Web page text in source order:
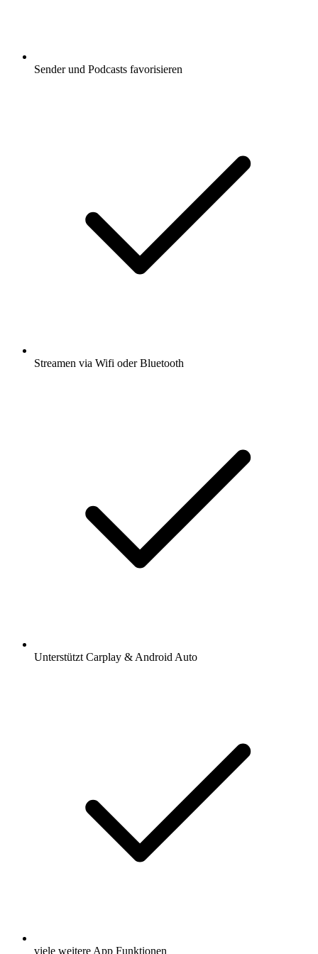
Sender und Podcasts favorisieren
Streamen via Wifi oder Bluetooth
Unterstützt Carplay & Android Auto
viele weitere App Funktionen